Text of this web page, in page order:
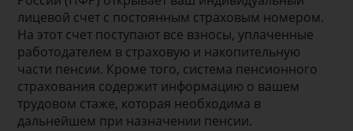
лицевой счет с постоянным страховым номером.
На этот счет поступают все взносы, уплаченные
работодателем в страховую и накопительную
части пенсии. Кроме того, система пенсионного
страхования содержит информацию о вашем
трудовом стаже, которая необходима в
дальнейшем при назначении пенсии.